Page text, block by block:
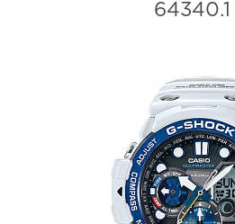
64340.1
G-shock